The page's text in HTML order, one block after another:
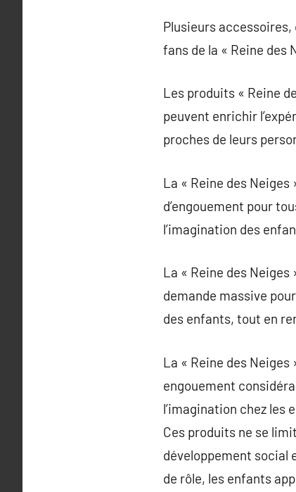
Plusieurs
fans de la « Reine des
Les produits « Reine
peuvent enrichir
proches de leurs
La « Reine des
d’engouement pour
l’imagination des
La « Reine des
demande massive
des enfants, tout en
La « Reine des
engouement
l’imagination chez les
Ces produits ne se
développement social
de rôle, les enfants